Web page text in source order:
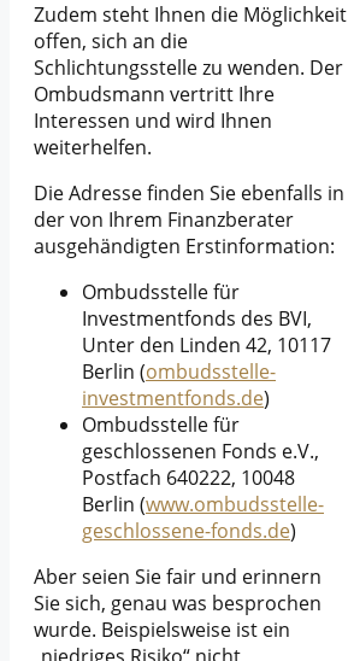
Zudem steht Ihnen die Möglichkeit
offen, sich an die
Schlichtungsstelle zu wenden. Der
Ombudsmann vertritt Ihre
Interessen und wird Ihnen
weiterhelfen.
Die Adresse finden Sie ebenfalls in
der von Ihrem Finanzberater
ausgehändigten Erstinformation:
Ombudsstelle für
Investmentfonds des BVI,
Unter den Linden 42, 10117
Berlin (ombudsstelle-
investmentfonds.de)
Ombudsstelle für
geschlossenen Fonds e.V.,
Postfach 640222, 10048
Berlin (www.ombudsstelle-
geschlossene-fonds.de)
Aber seien Sie fair und erinnern
Sie sich, genau was besprochen
wurde. Beispielsweise ist ein